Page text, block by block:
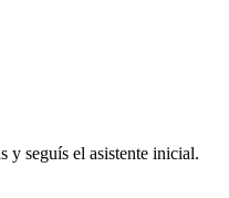
y seguís el asistente inicial.